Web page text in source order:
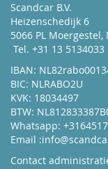
Scandcar B.V.
Heizenschedijk 6
5066 PL
Tel. +31 13 5134033
IBAN:
BIC: NLRABO2U
KVK: 18034497
BTW:
Whatsapp:
Email :
Contact